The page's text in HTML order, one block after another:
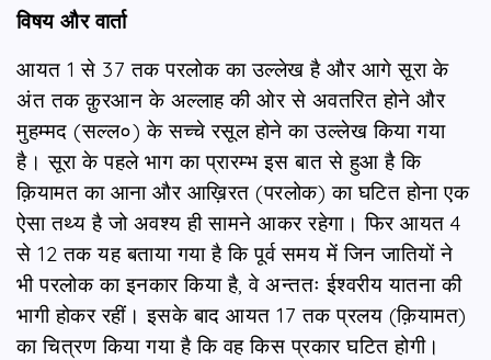
विषय और वार्ता
आयत 1 से 37 तक परलोक का उल्लेख है और आगे सूरा के
अंत तक क़ुरआन के अल्लाह की ओर से अवतरित होने और
मुहम्मद (सल्ल०) के सच्चे रसूल होने का उल्लेख किया गया
है। सूरा के पहले भाग का प्रारम्भ इस बात से हुआ है कि
क़ियामत का आना और आख़िरत (परलोक) का घटित होना एक
ऐसा तथ्य है जो अवश्य ही सामने आकर रहेगा। फिर आयत 4
से 12 तक यह बताया गया है कि पूर्व समय में जिन जातियों ने
भी परलोक का इनकार किया है, वे अन्ततः ईश्वरीय यातना की
भागी होकर रहीं। इसके बाद आयत 17 तक प्रलय (क़ियामत)
का चित्रण किया गया है कि वह किस प्रकार घटित होगी।